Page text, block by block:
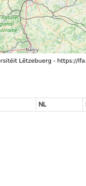
NL